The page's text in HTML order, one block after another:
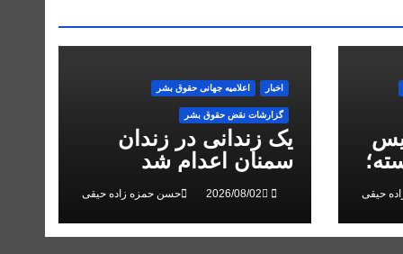
حیقی
اخبار اعلاميه جهانی حقوق بشر
گزارشات نقض حقوق بشر
یک زندانی در زندان
سمنان اعدام شد
حسن حمزه زاده حیقی